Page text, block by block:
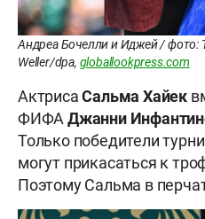
Андреа Бочелли и Иджей / фото:
Weller/dpa, globallookpress.com
АктрисаСальма Хайек
ФИФАДжанни
Только победители
могут прикасаться к
Поэтому Сальма в